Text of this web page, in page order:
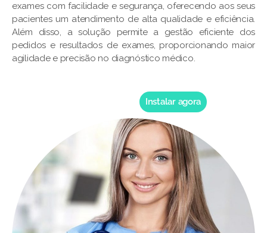
exames com facilidade e segurança, oferecendo aos seus
pacientes um atendimento de alta qualidade e eficiência.
Além disso, a solução permite a gestão eficiente dos
pedidos e resultados de exames, proporcionando maior
agilidade e precisão no diagnóstico médico.
Instalar agora